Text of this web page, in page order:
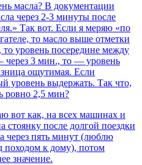
масла? В документации
через 2-3 минуты после
Так вот. Если я меряю «по
то масло выше отметки
уровень посередине между
3 мин., то — уровень
ощутимая. Если
уровень выдержать. Так что,
ровно 2,5 мин?
вот как, на всех машинах и
стоянку после долгой поездки
через пять минут (люблю
походом к дому), потом
значение.